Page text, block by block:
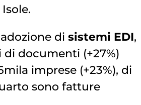
di sistemi EDI,
di documenti (+27%)
imprese (+23%), di
sono fatture